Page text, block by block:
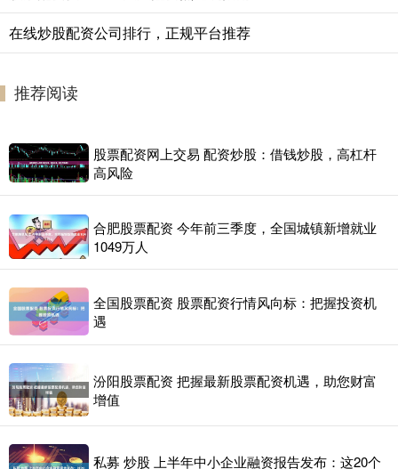
在线炒股配资公司排行，正规平台推荐
推荐阅读
股票配资网上交易 配资炒股：借钱炒股，高杠杆
高风险
合肥股票配资 今年前三季度，全国城镇新增就业
1049万人
全国股票配资 股票配资行情风向标：把握投资机
遇
汾阳股票配资 把握最新股票配资机遇，助您财富
增值
私募 炒股 上半年中小企业融资报告发布：这20个